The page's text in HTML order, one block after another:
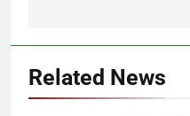
Related News